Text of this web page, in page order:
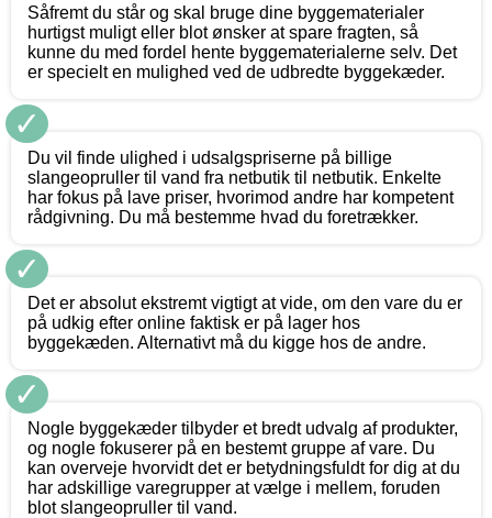
Såfremt du står og skal bruge dine byggematerialer
hurtigst muligt eller blot ønsker at spare fragten, så
kunne du med fordel hente byggematerialerne selv. Det
er specielt en mulighed ved de udbredte byggekæder.
✓
Du vil finde ulighed i udsalgspriserne på billige
slangeopruller til vand fra netbutik til netbutik. Enkelte
har fokus på lave priser, hvorimod andre har kompetent
rådgivning. Du må bestemme hvad du foretrækker.
✓
Det er absolut ekstremt vigtigt at vide, om den vare du er
på udkig efter online faktisk er på lager hos
byggekæden. Alternativt må du kigge hos de andre.
✓
Nogle byggekæder tilbyder et bredt udvalg af produkter,
og nogle fokuserer på en bestemt gruppe af vare. Du
kan overveje hvorvidt det er betydningsfuldt for dig at du
har adskillige varegrupper at vælge i mellem, foruden
blot slangeopruller til vand.